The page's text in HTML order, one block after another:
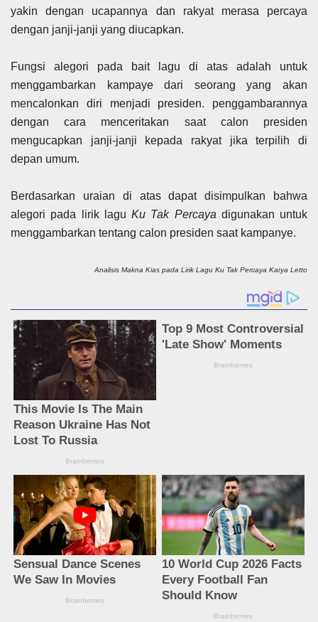
yakin dengan ucapannya dan rakyat merasa percaya
dengan janji-janji yang diucapkan.
Fungsi alegori pada bait lagu di atas adalah untuk
menggambarkan kampaye dari seorang yang akan
mencalonkan diri menjadi presiden. penggambarannya
dengan cara menceritakan saat calon presiden
mengucapkan janji-janji kepada rakyat jika terpilih di
depan umum.
Berdasarkan uraian di atas dapat disimpulkan bahwa
alegori pada lirik lagu Ku Tak Percaya digunakan untuk
menggambarkan tentang calon presiden saat kampanye.
Analisis Makna Kias pada Lirik Lagu Ku Tak Percaya Karya Letto